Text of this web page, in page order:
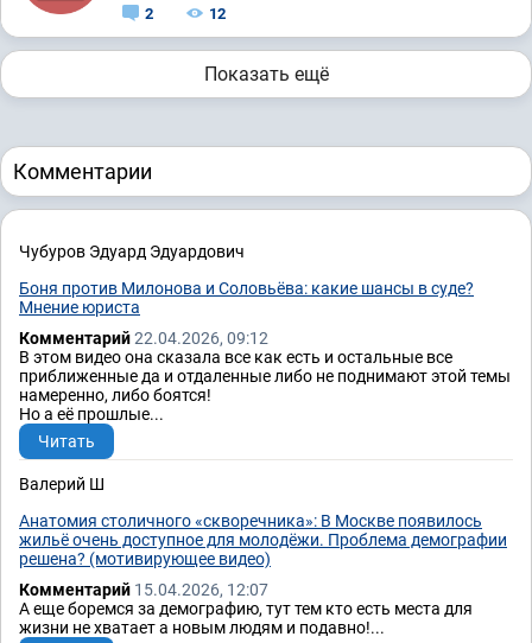
2 12
Показать ещё
Комментарии
Чубуров Эдуард Эдуардович
Боня против Милонова и Соловьёва: какие шансы в суде?
Мнение юриста
Комментарий22.04.2026, 09:12
В этом видео она сказала все как есть и остальные все
приближенные да и отдаленные либо не поднимают этой темы
намеренно, либо боятся!
Но а её прошлые...
Читать
Валерий Ш
Анатомия столичного «скворечника»: В Москве появилось
жильё очень доступное для молодёжи. Проблема демографии
решена? (мотивирующее видео)
Комментарий 15.04.2026, 12:07
А еще боремся за демографию, тут тем кто есть места для
жизни не хватает а новым людям и подавно!...